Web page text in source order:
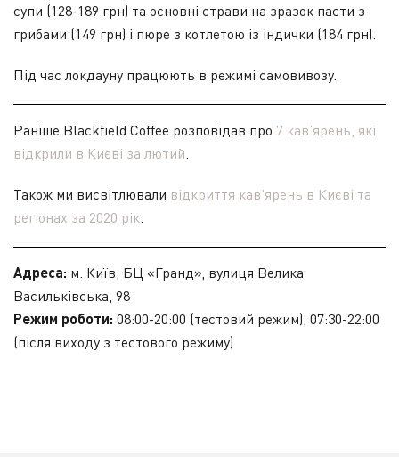
супи (128-189 грн) та основні страви на зразок пасти з
грибами (149 грн) і пюре з котлетою із індички (184 грн).
Під час локдауну працюють в режимі самовивозу.
Раніше Blackfield Coffee розповідав про 7 кав’ярень, які
відкрили в Києві за лютий
Також ми висвітлювали відкриття кав’ярень в Києві та
регіонах за 2020 рік
Адреса: м. Київ, БЦ «Гранд», вулиця Велика
Васильківська, 98
Режим роботи: 08:00-20:00 (тестовий режим), 07:30-22:00
(після виходу з тестового режиму)